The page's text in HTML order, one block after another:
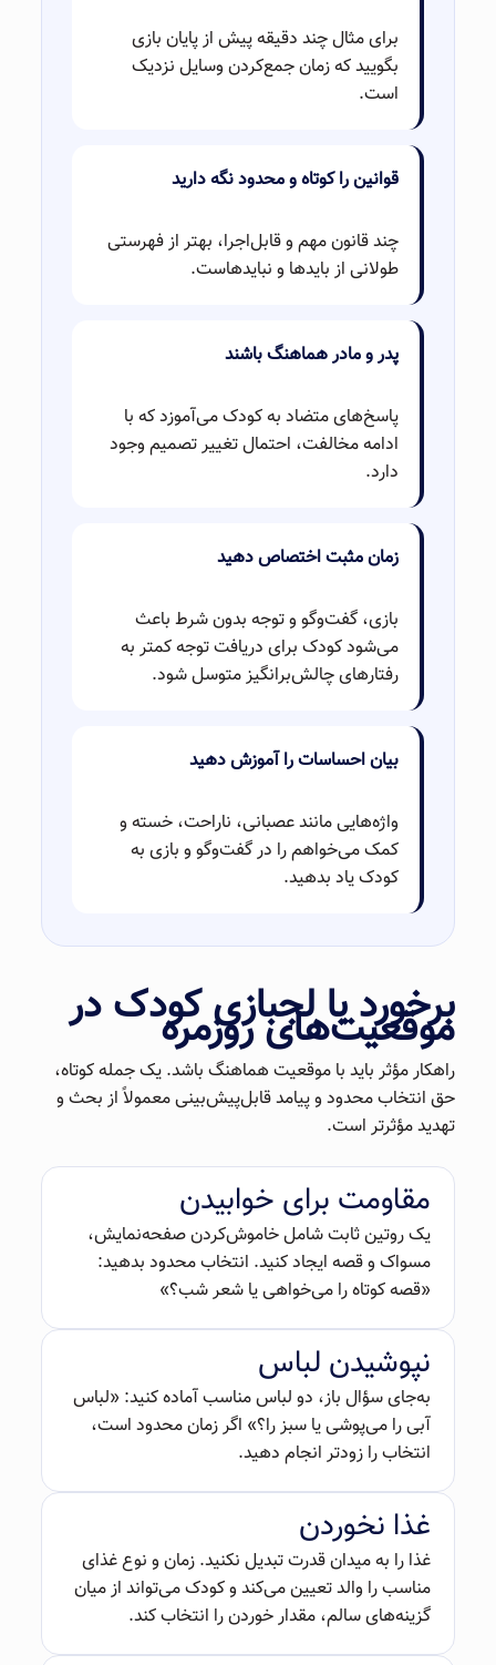
برای مثال چند دقیقه پیش از پایان بازی
بگویید که زمان جمع‌کردن وسایل نزدیک
است.
قوانین را کوتاه و محدود نگه دارید
چند قانون مهم و قابل‌اجرا، بهتر از فهرستی
طولانی از بایدها و نبایدهاست.
پدر و مادر هماهنگ باشند
پاسخ‌های متضاد به کودک می‌آموزد که با
ادامه مخالفت، احتمال تغییر تصمیم وجود
دارد.
زمان مثبت اختصاص دهید
بازی، گفت‌وگو و توجه بدون شرط باعث
می‌شود کودک برای دریافت توجه کمتر به
رفتارهای چالش‌برانگیز متوسل شود.
بیان احساسات را آموزش دهید
واژه‌هایی مانند عصبانی، ناراحت، خسته و
کمک می‌خواهم را در گفت‌وگو و بازی به
کودک یاد بدهید.
برخورد با لجبازی کودک در
موقعیت‌های روزمره
راهکار مؤثر باید با موقعیت هماهنگ باشد. یک جمله کوتاه،
حق انتخاب محدود و پیامد قابل‌پیش‌بینی معمولاً از بحث و
تهدید مؤثرتر است.
مقاومت برای خوابیدن
یک روتین ثابت شامل خاموش‌کردن صفحه‌نمایش،
مسواک و قصه ایجاد کنید. انتخاب محدود بدهید:
«قصه کوتاه را می‌خواهی یا شعر شب؟»
نپوشیدن لباس
به‌جای سؤال باز، دو لباس مناسب آماده کنید: «لباس
آبی را می‌پوشی یا سبز را؟» اگر زمان محدود است،
انتخاب را زودتر انجام دهید.
غذا نخوردن
غذا را به میدان قدرت تبدیل نکنید. زمان و نوع غذای
مناسب را والد تعیین می‌کند و کودک می‌تواند از میان
گزینه‌های سالم، مقدار خوردن را انتخاب کند.